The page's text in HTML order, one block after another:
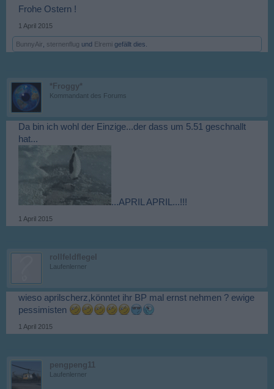
Frohe Ostern !
1 April 2015
BunnyAir sternenflug und Elremi gefällt dies.
*Froggy*
Kommandant des Forums
Da bin ich wohl der Einzige...der dass um 5.51 geschnallt
hat...
...APRIL APRIL...!!!
1 April 2015
rollfeldflegel
Laufenlerner
wieso aprilscherz,könntet ihr BP mal ernst nehmen ? ewige
pessimisten
1 April 2015
pengpeng11
Laufenlerner